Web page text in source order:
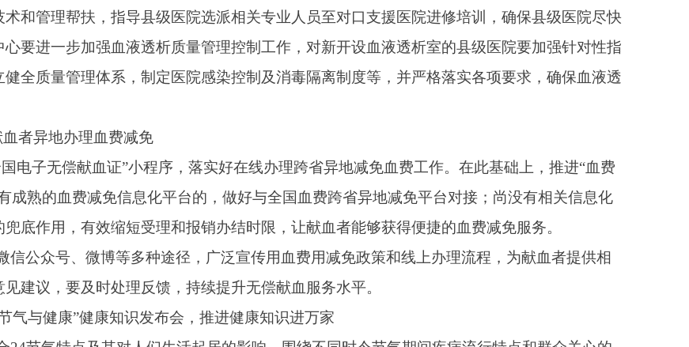
康实事，是卫生健康系统向全国人民作出的公开承诺，必须不折不扣兑现。各级
事落实的第一责任人，要明确每件实事的责任领导、责任部门和具体负责人，细
克难，确保每件实事都落地见效，达到预期目标。
为基层减负要求，加强卫生健康信息化能力建设，充分利用技术手段赋能实事办
方各级卫生健康行政部门要充分利用现有监测资源和工作机制，加强工作调度和
题，狠抓工作落实，确保如期完成任务。要以便民、惠民、利民作为评价标准，
过召开新闻发布会、专家访谈、编发图文视频信息、组织媒体调研采访、发布典